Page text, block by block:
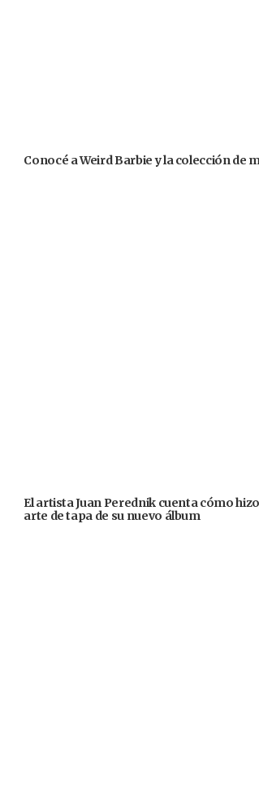
Conocé a Weird Barbie y la colección de
El artista Juan Perednik cuenta cómo
arte de tapa de su nuevo álbum